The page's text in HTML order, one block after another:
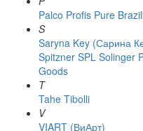
Palco Profis Pure
S
Saryna Key (Сарина
Spitzner SPL Solinger
Goods
T
Tahe Tibolli
V
VIART (ВиАрт)